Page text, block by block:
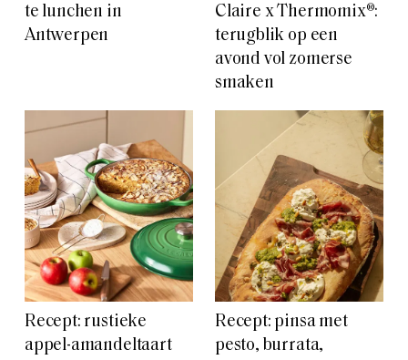
te lunchen in
Antwerpen
Claire x Thermomix®:
terugblik op een
avond vol zomerse
smaken
Recept: rustieke
appel-amandeltaart
Recept: pinsa met
pesto, burrata,